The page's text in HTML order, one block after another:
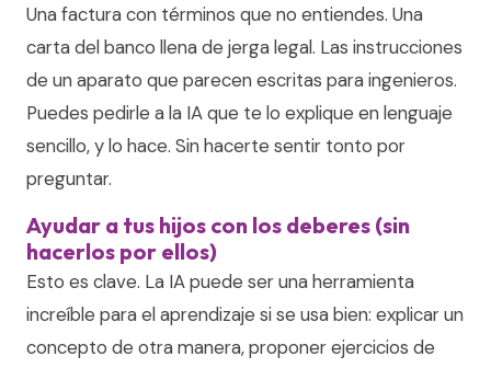
Una factura con términos que no entiendes. Una
carta del banco llena de jerga legal. Las instrucciones
de un aparato que parecen escritas para ingenieros.
Puedes pedirle a la IA que te lo explique en lenguaje
sencillo, y lo hace. Sin hacerte sentir tonto por
preguntar.
Ayudar a tus hijos con los deberes (sin
hacerlos por ellos)
Esto es clave. La IA puede ser una herramienta
increíble para el aprendizaje si se usa bien: explicar un
concepto de otra manera, proponer ejercicios de